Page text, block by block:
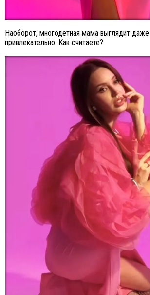
Наоборот, многодетная мама выглядит даже
привлекательно. Как считаете?